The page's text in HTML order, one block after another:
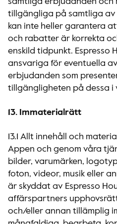
tillgängliga på samtliga av
kan inte heller garantera
och rabatter är korrekta
enskild tidpunkt. Espresso
ansvariga för eventuella
erbjudanden som
tillgängligheten på dessa i
13. Immaterialrätt
13.1 Allt innehåll och
Appen och genom våra
bilder, varumärken,
foton, videor, musik eller
är skyddat av Espresso
affärspartners
och/eller annan tillämplig